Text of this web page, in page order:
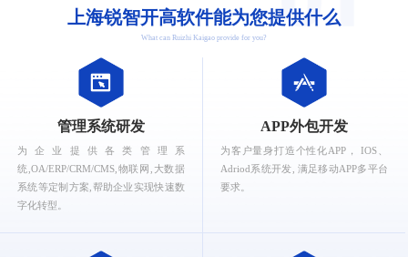
上海锐智开高软件能为您提供什么
What can Ruizhi Kaigao provide for you?
管理系统研发
为企业提供各类管理系
统,OA/ERP/CRM/CMS,物联网,大数据
系统等定制方案,帮助企业实现快速数
字化转型。
APP外包开发
为客户量身打造个性化APP， IOS、
Adriod系统开发, 满足移动APP多平台
要求。